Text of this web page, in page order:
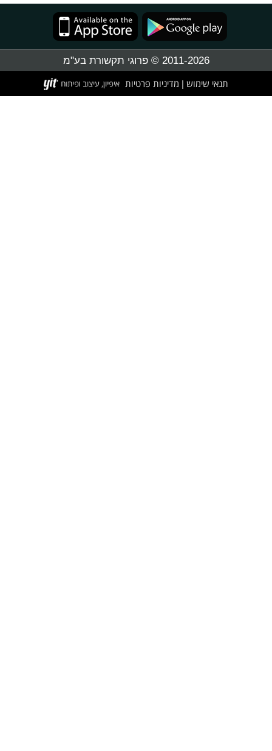
2011-2026 © פרוגי תקשורת בע"מ
תנאי שימוש מדיניות פרטיות